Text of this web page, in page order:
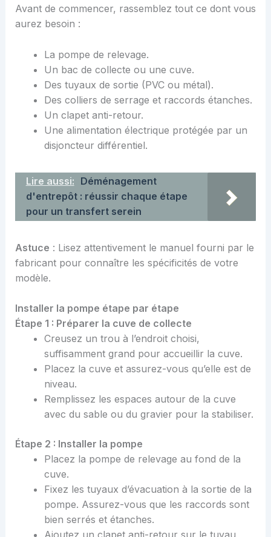
Avant de commencer, rassemblez tout ce dont vous
aurez besoin :
La pompe de relevage.
Un bac de collecte ou une cuve.
Des tuyaux de sortie (PVC ou métal).
Des colliers de serrage et raccords étanches.
Un clapet anti-retour.
Une alimentation électrique protégée par un
disjoncteur différentiel.
Lire aussi: Déménagement
d'entrepôt : réussir chaque étape
pour un transfert serein
Astuce : Lisez attentivement le manuel fourni par le
fabricant pour connaître les spécificités de votre
modèle.
Installer la pompe étape par étape
Étape 1 : Préparer la cuve de collecte
Creusez un trou à l’endroit choisi,
suffisamment grand pour accueillir la cuve.
Placez la cuve et assurez-vous qu’elle est de
niveau.
Remplissez les espaces autour de la cuve
avec du sable ou du gravier pour la stabiliser.
Étape 2 : Installer la pompe
Placez la pompe de relevage au fond de la
cuve.
Fixez les tuyaux d’évacuation à la sortie de la
pompe. Assurez-vous que les raccords sont
bien serrés et étanches.